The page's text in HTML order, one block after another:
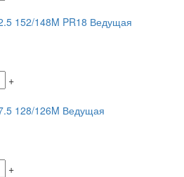
152/148M PR18 Ведущая
+
128/126M Ведущая
+